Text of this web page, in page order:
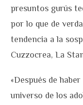
presuntos gurús
por lo que de
tendencia a la
Cuzzocrea, La
«Después de
universo de los